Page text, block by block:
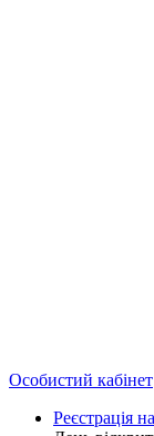
Особистий кабінет
Реєстрація